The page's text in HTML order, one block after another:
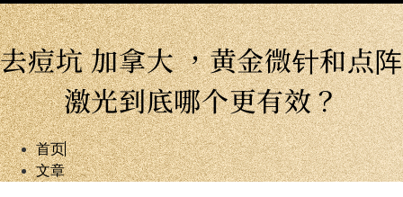
去痘坑 加拿大 ，黄金微针和点阵
激光到底哪个更有效？
首页
文章